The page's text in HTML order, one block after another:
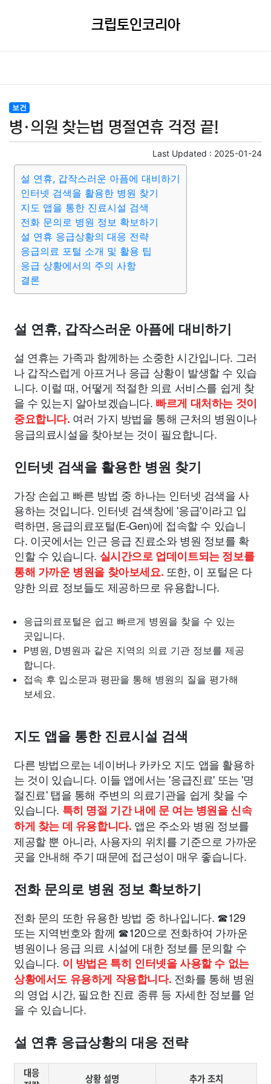
크립토인코리아
보건
병·의원 찾는법 명절연휴 걱정 끝!
Last Updated : 2025-01-24
설 연휴, 갑작스러운 아픔에 대비하기
인터넷 검색을 활용한 병원 찾기
지도 앱을 통한 진료시설 검색
전화 문의로 병원 정보 확보하기
설 연휴 응급상황의 대응 전략
응급의료 포털 소개 및 활용 팁
응급 상황에서의 주의 사항
결론
설 연휴, 갑작스러운 아픔에 대비하기
설 연휴는 가족과 함께하는 소중한 시간입니다. 그러
나 갑작스럽게 아프거나 응급 상황이 발생할 수 있습
니다. 이럴 때, 어떻게 적절한 의료 서비스를 쉽게 찾
을 수 있는지 알아보겠습니다. 빠르게 대처하는 것이
중요합니다. 여러 가지 방법을 통해 근처의 병원이나
응급의료시설을 찾아보는 것이 필요합니다.
인터넷 검색을 활용한 병원 찾기
가장 손쉽고 빠른 방법 중 하나는 인터넷 검색을 사
용하는 것입니다. 인터넷 검색창에 '응급'이라고 입
력하면, 응급의료포털(E-Gen)에 접속할 수 있습니
다. 이곳에서는 인근 응급 진료소와 병원 정보를 확
인할 수 있습니다. 실시간으로 업데이트되는 정보를
통해 가까운 병원을 찾아보세요. 또한, 이 포털은 다
양한 의료 정보들도 제공하므로 유용합니다.
응급의료포털은 쉽고 빠르게 병원을 찾을 수 있는
곳입니다.
P병원, D병원과 같은 지역의 의료 기관 정보를 제공
합니다.
접속 후 입소문과 평판을 통해 병원의 질을 평가해
보세요.
지도 앱을 통한 진료시설 검색
다른 방법으로는 네이버나 카카오 지도 앱을 활용하
는 것이 있습니다. 이들 앱에서는 '응급진료' 또는 '명
절진료' 탭을 통해 주변의 의료기관을 쉽게 찾을 수
있습니다. 특히 명절 기간 내에 문 여는 병원을 신속
하게 찾는 데 유용합니다. 앱은 주소와 병원 정보를
제공할 뿐 아니라, 사용자의 위치를 기준으로 가까운
곳을 안내해 주기 때문에 접근성이 매우 좋습니다.
전화 문의로 병원 정보 확보하기
전화 문의 또한 유용한 방법 중 하나입니다. ☎129
또는 지역번호와 함께 ☎120으로 전화하여 가까운
병원이나 응급 의료 시설에 대한 정보를 문의할 수
있습니다. 이 방법은 특히 인터넷을 사용할 수 없는
상황에서도 유용하게 작용합니다. 전화를 통해 병원
의 영업 시간, 필요한 진료 종류 등 자세한 정보를 얻
을 수 있습니다.
설 연휴 응급상황의 대응 전략
대응
상황 설명 추가 조치